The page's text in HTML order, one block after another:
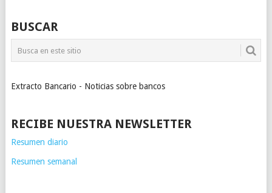
BUSCAR
Extracto Bancario - Noticias sobre bancos
RECIBE NUESTRA NEWSLETTER
Resumen diario
Resumen semanal